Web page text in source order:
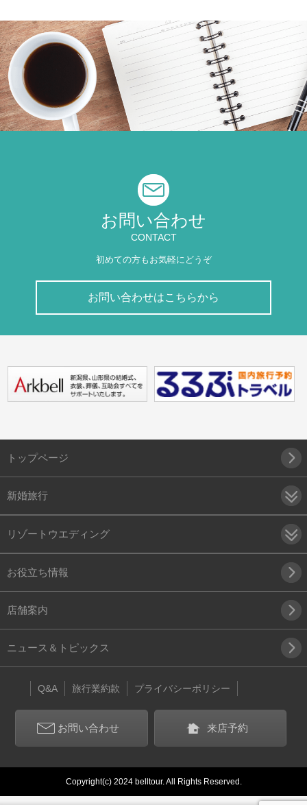
お問い合わせ
CONTACT
初めての方もお気軽にどうぞ
お問い合わせはこちらから
トップページ
新婚旅行
リゾートウエディング
お役立ち情報
店舗案内
ニュース＆トピックス
Q&A 旅行業約款 プライバシーポリシー
お問い合わせ 来店予約
Copyright(c) 2024 belltour. All Rights Reserved.